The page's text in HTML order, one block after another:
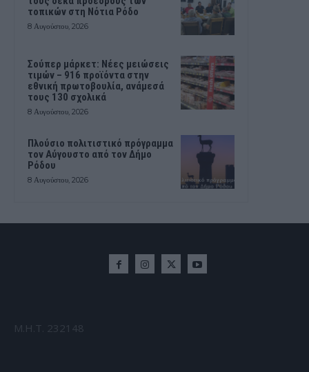
τοπικών στη Νότια Ρόδο
8 Αυγούστου, 2026
Σούπερ μάρκετ: Νέες μειώσεις
τιμών – 916 προϊόντα στην
εθνική πρωτοβουλία, ανάμεσά
τους 130 σχολικά
8 Αυγούστου, 2026
Πλούσιο πολιτιστικό πρόγραμμα
τον Αύγουστο από τον Δήμο
Ρόδου
8 Αυγούστου, 2026
Μ.Η.Τ. 232148